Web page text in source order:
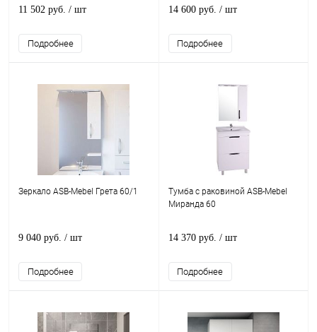
11 502 руб. / шт
Подробнее
14 600 руб. / шт
Подробнее
Зеркало ASB-Mebel Грета 60/1
9 040 руб. / шт
Подробнее
Тумба с раковиной ASB-Mebel
Миранда 60
14 370 руб. / шт
Подробнее